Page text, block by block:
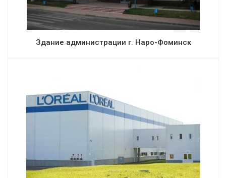
Здание администрации г. Наро-Фоминск